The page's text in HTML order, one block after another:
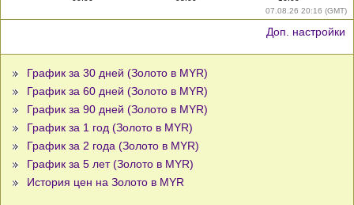
07.08.26 20:16 (GMT)
Доп. настройки
График за 30 дней (Золото в MYR)
График за 60 дней (Золото в MYR)
График за 90 дней (Золото в MYR)
График за 1 год (Золото в MYR)
График за 2 года (Золото в MYR)
График за 5 лет (Золото в MYR)
История цен на Золото в MYR